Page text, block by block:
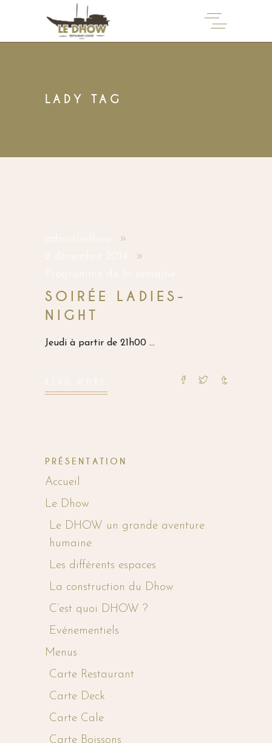
LADY TAG
SOIRÉE LADIES-
NIGHT
Jeudi à partir de 21h00
PRÉSENTATION
Accueil
Le Dhow
Le DHOW un grande aventure
humaine
Les différents espaces
La construction du Dhow
C’est quoi DHOW ?
Evénementiels
Menus
Carte Restaurant
Carte Deck
Carte Cale
Carte Boissons